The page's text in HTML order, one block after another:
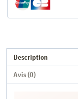
Bois
Naturel
Description
Avis (0)